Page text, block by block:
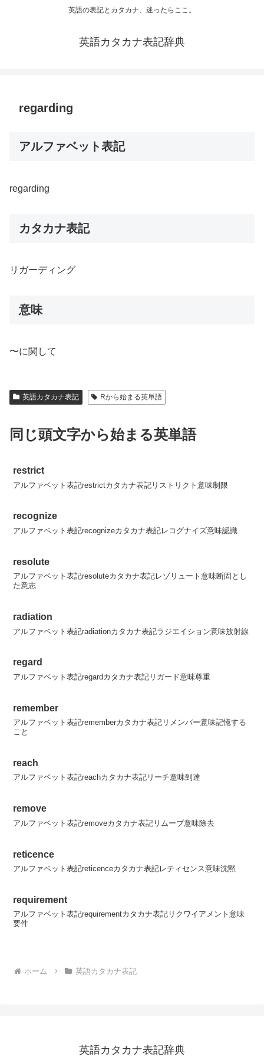
英語の表記とカタカナ、迷ったらここ。
英語カタカナ表記辞典
regarding
アルファベット表記
regarding
カタカナ表記
リガーディング
意味
〜に関して
英語カタカナ表記 Rから始まる英単語
同じ頭文字から始まる英単語
restrict
アルファベット表記restrictカタカナ表記リストリクト意味制限
recognize
アルファベット表記recognizeカタカナ表記レコグナイズ意味認識
resolute
アルファベット表記resoluteカタカナ表記レゾリュート意味断固とし
た意志
radiation
アルファベット表記radiationカタカナ表記ラジエイション意味放射線
regard
アルファベット表記regardカタカナ表記リガード意味尊重
remember
アルファベット表記rememberカタカナ表記リメンバー意味記憶する
こと
reach
アルファベット表記reachカタカナ表記リーチ意味到達
remove
アルファベット表記removeカタカナ表記リムーブ意味除去
reticence
アルファベット表記reticenceカタカナ表記レティセンス意味沈黙
requirement
アルファベット表記requirementカタカナ表記リクワイアメント意味
要件
ホーム 英語カタカナ表記
英語カタカナ表記辞典